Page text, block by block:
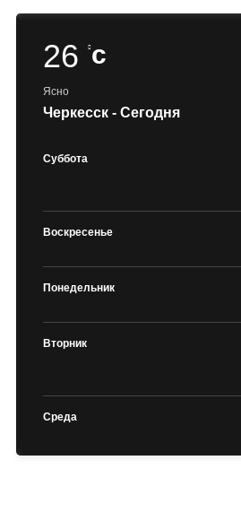
26 c
Ясно
Черкесск - Сегодня
Суббота
Воскресенье
Понедельник
Вторник
Среда